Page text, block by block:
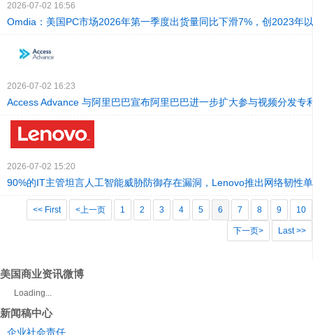
2026-07-02 16:56
Omdia：美国PC市场2026年第一季度出货量同比下滑7%，创2023年
2026-07-02 16:23
Access Advance 与阿里巴巴宣布阿里巴巴进一步扩大参与视频分发专
2026-07-02 15:20
90%的IT主管坦言人工智能威胁防御存在漏洞，Lenovo推出网络韧性
<< First <上一页 1 2 3 4 5 6 7 8 9 10
下一页> Last >>
美国商业资讯微博
Loading...
新闻稿中心
企业社会责任